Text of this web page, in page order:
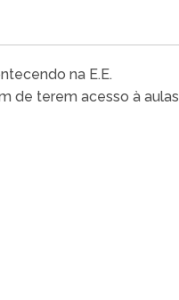
na E.E.
de terem acesso à aulas